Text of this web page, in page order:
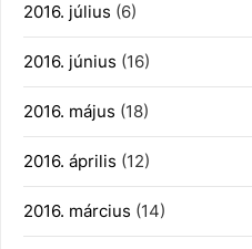
2016. július (6)
2016. június (16)
2016. május (18)
2016. április (12)
2016. március (14)